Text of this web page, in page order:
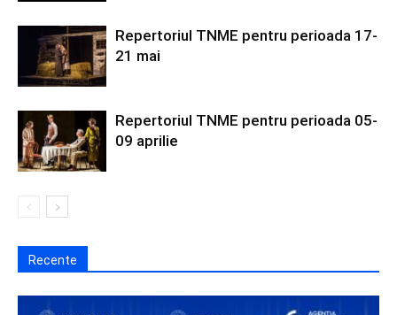
Repertoriul TNME pentru perioada 17-
21 mai
Repertoriul TNME pentru perioada 05-
09 aprilie
Recente